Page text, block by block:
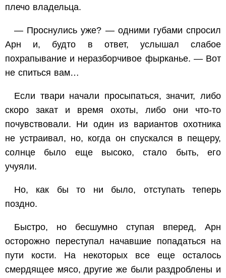
плечо владельца.
— Проснулись уже? — одними губами спросил
Арн и, будто в ответ, услышал слабое
похрапывание и неразборчивое фырканье. — Вот
не спиться вам…
Если твари начали просыпаться, значит, либо
скоро закат и время охоты, либо они что-то
почувствовали. Ни один из вариантов охотника
не устраивал, но, когда он спускался в пещеру,
солнце было еще высоко, стало быть, его
учуяли.
Но, как бы то ни было, отступать теперь
поздно.
Быстро, но бесшумно ступая вперед, Арн
осторожно переступал начавшие попадаться на
пути кости. На некоторых все еще осталось
смердящее мясо, другие же были раздроблены и